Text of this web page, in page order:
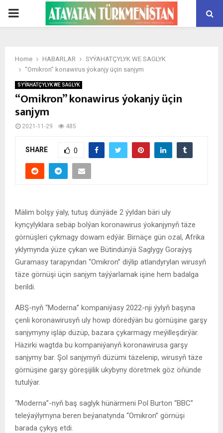
PRIMARY
Home HABARLAR
SYÝAHATÇYLYK WE SAGLYK
“Omikron” konawirus ýokanjy üçin sanjym
SYÝAHATÇYLYK WE SAGLYK
“Omikron” konawirus ýokanjy üçin
sanjym
2021-11-29 485
SHARE 0
Mälim bolşy ýaly, tutuş dünýäde 2 ýyldan bäri uly
kynçylyklara sebäp bolýan koronawirus ýokanjynyň täze
görnüşleri çykmagy dowam edýär. Birnäçe gün ozal, Afrika
yklymynda ýüze çykan we Bütindünýä Saglygy Goraýyş
Guramasy tarapyndan “Omikron” diýlip atlandyrylan wirusyň
täze görnüşi üçin sanjym taýýarlamak işine hem badalga
berildi.
ABŞ-nyň “Moderna” kompaniýasy 2022-nji ýylyň başyna
çenli koronawirusyň uly howp döredýän bu görnüşine garşy
sanjymyny işläp düzüp, bazara çykarmagy meýilleşdirýär.
Häzirki wagtda bu kompaniýanyň koronawirusa garşy
sanjymy bar. Şol sanjymyň düzümi täzelenip, wirusyň täze
görnüşine garşy göreşijilik ukybyny döretmek göz öňünde
tutulýar.
“Moderna”-nyň baş saglyk hünärmeni Pol Burton “BBC”
teleýaýlymyna beren beýanatynda “Omikron” görnüşi
barada çykyş etdi.